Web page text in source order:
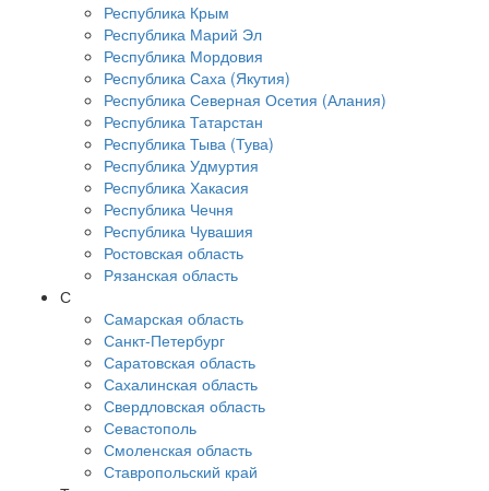
Республика Крым
Республика Марий Эл
Республика Мордовия
Республика Саха (Якутия)
Республика Северная Осетия (Алания)
Республика Татарстан
Республика Тыва (Тува)
Республика Удмуртия
Республика Хакасия
Республика Чечня
Республика Чувашия
Ростовская область
Рязанская область
С
Самарская область
Санкт-Петербург
Саратовская область
Сахалинская область
Свердловская область
Севастополь
Смоленская область
Ставропольский край